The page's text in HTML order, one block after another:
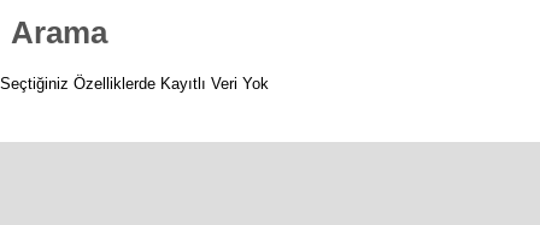
Arama
Seçtiğiniz Özelliklerde Kayıtlı Veri Yok